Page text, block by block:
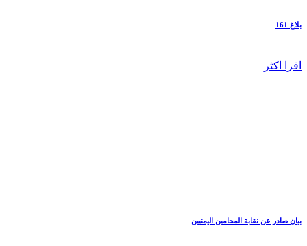
بلاغ 161
اقرا اكثر
بيان صادر عن نقابة المحامين اليمنيين